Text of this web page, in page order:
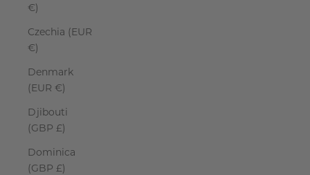
€)
Czechia (EUR
€)
Denmark
(EUR €)
Djibouti
(GBP £)
Dominica
(GBP £)